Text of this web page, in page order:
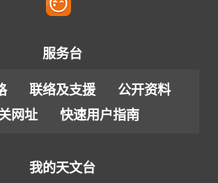
服务台
联络及支援
公开资料
网址
快速用户指南
我的天文台